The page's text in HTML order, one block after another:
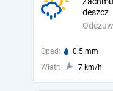
deszcz
Opad: 0.5 mm
Wiatr:
7 km/h